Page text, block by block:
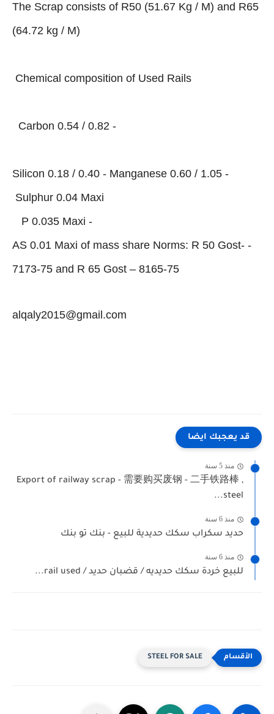
The Scrap consists of R50 (51.67 Kg / M) and R65
(64.72 kg / M)
Chemical composition of Used Rails
- Carbon 0.54 / 0.82
- Silicon 0.18 / 0.40 - Manganese 0.60 / 1.05
Sulphur 0.04 Maxi
- P 0.035 Maxi
- AS 0.01 Maxi of mass share Norms: R 50 Gost-
7173-75 and R 65 Gost – 8165-75
alqaly2015@gmail.com
قد يعجبك ايضا
منذ 5 سنة
Export of railway scrap - 需要购买废钢 - 二手铁路棒 ,
steel...
منذ 6 سنة
حديد سكراب سكك حديدية للبيع - بنك تو بنك
منذ 6 سنة
للبيع خردة سكك حديديه / قضبان حديد / rail used...
STEEL FOR SALE